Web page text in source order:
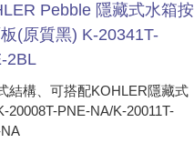
Pebble 隱藏式水箱按
(原質黑) K-20341T-
2BL
結構、可搭配KOHLER隱藏式
20008T-PNE-NA/K-20011T-